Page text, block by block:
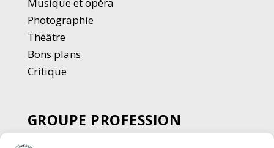
Musique et opéra
Photographie
Théâtre
Bons plans
Critique
GROUPE PROFESSION
SPECTACLE